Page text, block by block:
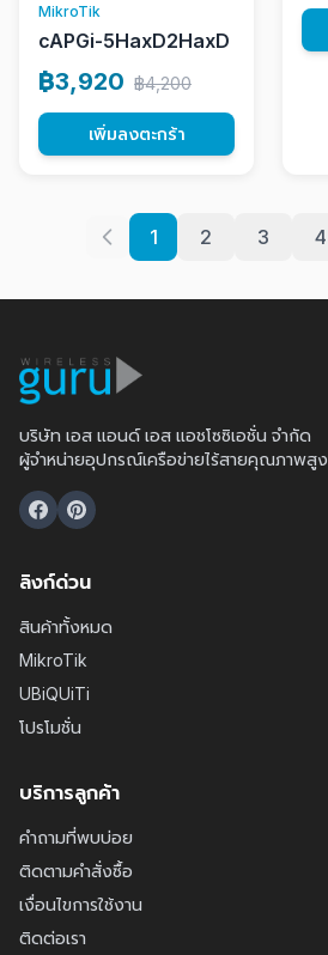
MikroTik
cAPGi-5HaxD2HaxD
฿3,920 ฿4,200
เพิ่มลงตะกร้า
1 2 3 4
บริษัท เอส แอนด์ เอส แอชโซซิเอชั่น จำกัด
ผู้จำหน่ายอุปกรณ์เครือข่ายไร้สายคุณภาพสูง
ลิงก์ด่วน
สินค้าทั้งหมด
MikroTik
UBiQUiTi
โปรโมชั่น
บริการลูกค้า
คำถามที่พบบ่อย
ติดตามคำสั่งซื้อ
เงื่อนไขการใช้งาน
ติดต่อเรา